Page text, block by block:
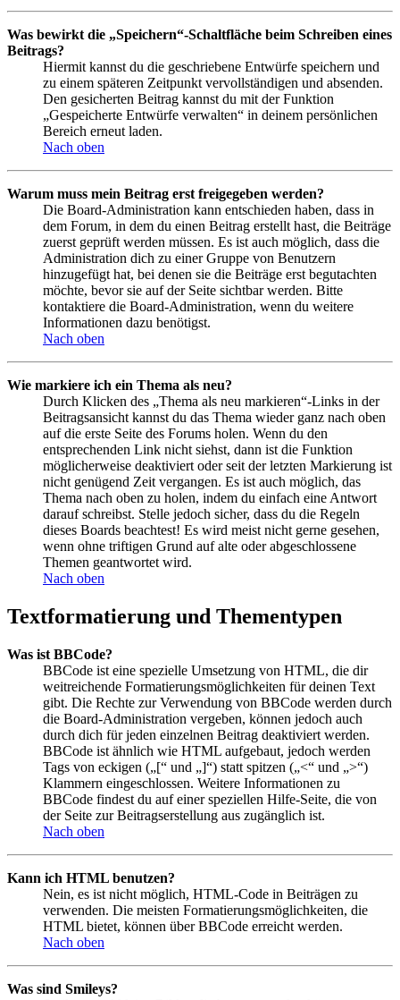
Was bewirkt die „Speichern“-Schaltfläche beim Schreiben eines
Beitrags?
Hiermit kannst du die geschriebene Entwürfe speichern und
zu einem späteren Zeitpunkt vervollständigen und absenden.
Den gesicherten Beitrag kannst du mit der Funktion
„Gespeicherte Entwürfe verwalten“ in deinem persönlichen
Bereich erneut laden.
Nach oben
Warum muss mein Beitrag erst freigegeben werden?
Die Board-Administration kann entschieden haben, dass in
dem Forum, in dem du einen Beitrag erstellt hast, die Beiträge
zuerst geprüft werden müssen. Es ist auch möglich, dass die
Administration dich zu einer Gruppe von Benutzern
hinzugefügt hat, bei denen sie die Beiträge erst begutachten
möchte, bevor sie auf der Seite sichtbar werden. Bitte
kontaktiere die Board-Administration, wenn du weitere
Informationen dazu benötigst.
Nach oben
Wie markiere ich ein Thema als neu?
Durch Klicken des „Thema als neu markieren“-Links in der
Beitragsansicht kannst du das Thema wieder ganz nach oben
auf die erste Seite des Forums holen. Wenn du den
entsprechenden Link nicht siehst, dann ist die Funktion
möglicherweise deaktiviert oder seit der letzten Markierung ist
nicht genügend Zeit vergangen. Es ist auch möglich, das
Thema nach oben zu holen, indem du einfach eine Antwort
darauf schreibst. Stelle jedoch sicher, dass du die Regeln
dieses Boards beachtest! Es wird meist nicht gerne gesehen,
wenn ohne triftigen Grund auf alte oder abgeschlossene
Themen geantwortet wird.
Nach oben
Textformatierung und Thementypen
Was ist BBCode?
BBCode ist eine spezielle Umsetzung von HTML, die dir
weitreichende Formatierungsmöglichkeiten für deinen Text
gibt. Die Rechte zur Verwendung von BBCode werden durch
die Board-Administration vergeben, können jedoch auch
durch dich für jeden einzelnen Beitrag deaktiviert werden.
BBCode ist ähnlich wie HTML aufgebaut, jedoch werden
Tags von eckigen („[“ und „]“) statt spitzen („<“ und „>“)
Klammern eingeschlossen. Weitere Informationen zu
BBCode findest du auf einer speziellen Hilfe-Seite, die von
der Seite zur Beitragserstellung aus zugänglich ist.
Nach oben
Kann ich HTML benutzen?
Nein, es ist nicht möglich, HTML-Code in Beiträgen zu
verwenden. Die meisten Formatierungsmöglichkeiten, die
HTML bietet, können über BBCode erreicht werden.
Nach oben
Was sind Smileys?